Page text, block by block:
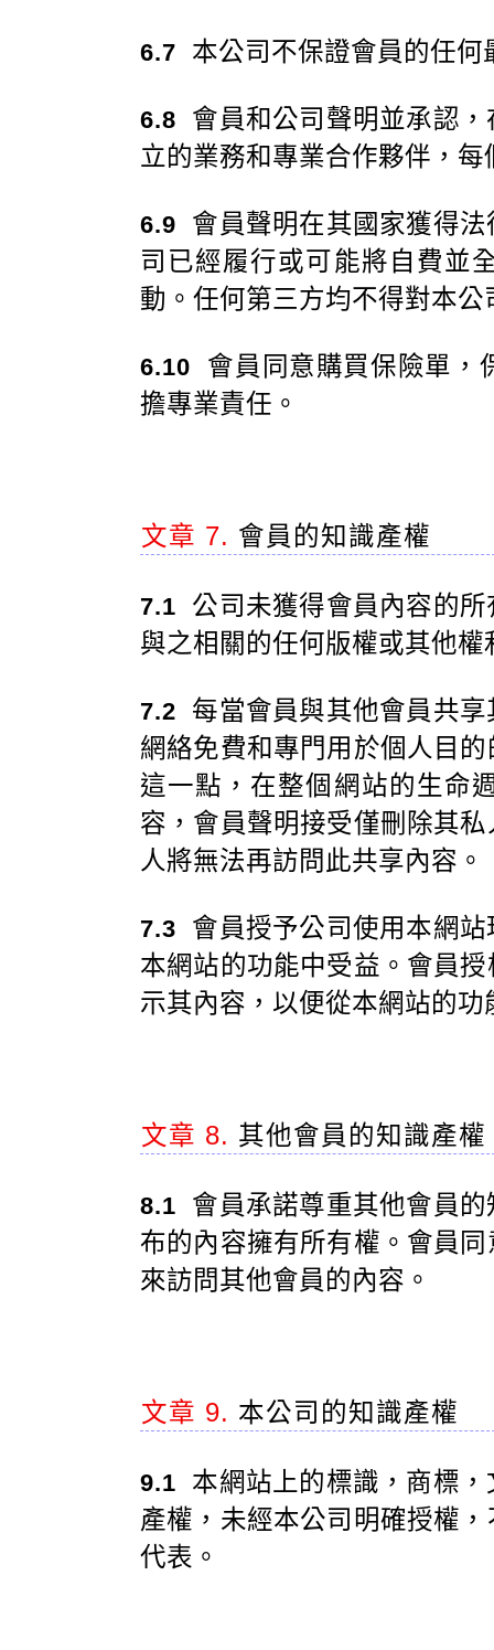
6.7 本公司不保證會員的任何
6.8 會員和公司聲明並承認
立的業務和專業合作夥伴，
6.9 會員聲明在其國家獲得
司已經履行或可能將自費並
動。任何第三方均不得對本公
6.10 會員同意購買保險單，
擔專業責任。
文章 7. 會員的知識產權
7.1 公司未獲得會員內容的
與之相關的任何版權或其他權
7.2 每當會員與其他會員共
網絡免費和專門用於個人目
這一點，在整個網站的生命
容，會員聲明接受僅刪除其
人將無法再訪問此共享內容。
7.3 會員授予公司使用本網
本網站的功能中受益。會員
示其內容，以便從本網站的功
文章 8. 其他會員的知識產權
8.1 會員承諾尊重其他會員
布的內容擁有所有權。會員
來訪問其他會員的內容。
文章 9. 本公司的知識產權
9.1 本網站上的標識，商標
產權，未經本公司明確授權
代表。